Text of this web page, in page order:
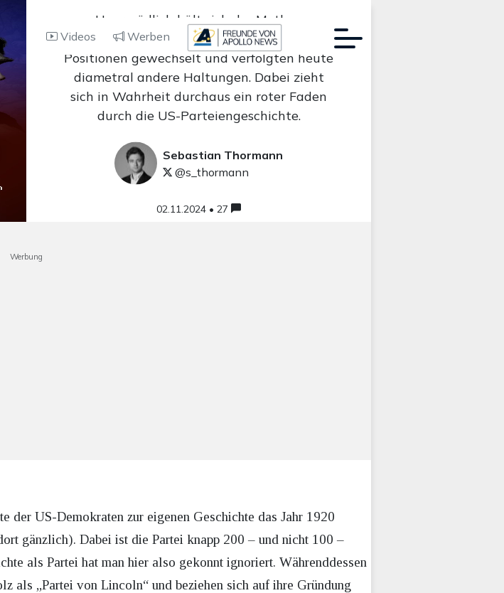
Videos Werben
Unermüdlich hält sich der Mythos,
Republikaner und Demokraten hätten ihre
Positionen gewechselt und verfolgten heute
diametral andere Haltungen. Dabei zieht
sich in Wahrheit durchaus ein roter Faden
durch die US-Parteiengeschichte.
Sebastian Thormann
@s_thormann
02.11.2024 • 27
Werbung
der US-Demokraten zur eigenen Geschichte das Jahr 1920
gänzlich). Dabei ist die Partei knapp 200 – und nicht 100 –
als Partei hat man hier also gekonnt ignoriert. Währenddessen
als „Partei von Lincoln“ und beziehen sich auf ihre Gründung